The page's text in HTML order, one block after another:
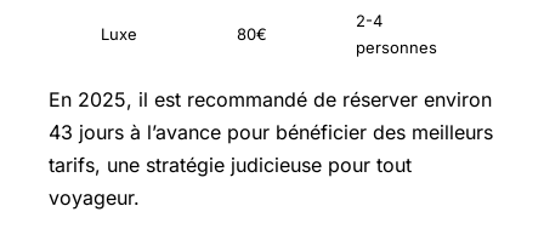
Luxe 80€
2-4
personnes
En 2025, il est recommandé de réserver environ
43 jours à l’avance pour bénéficier des meilleurs
tarifs, une stratégie judicieuse pour tout
voyageur.